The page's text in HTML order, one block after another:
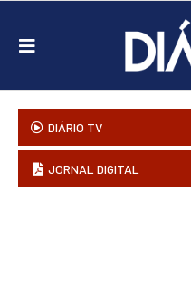
DIÁRIO TV
JORNAL DIGITAL